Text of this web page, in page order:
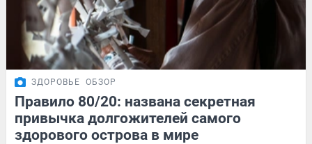
ЗДОРОВЬЕ ОБЗОР
Правило 80/20: названа секретная
привычка долгожителей самого
здорового острова в мире